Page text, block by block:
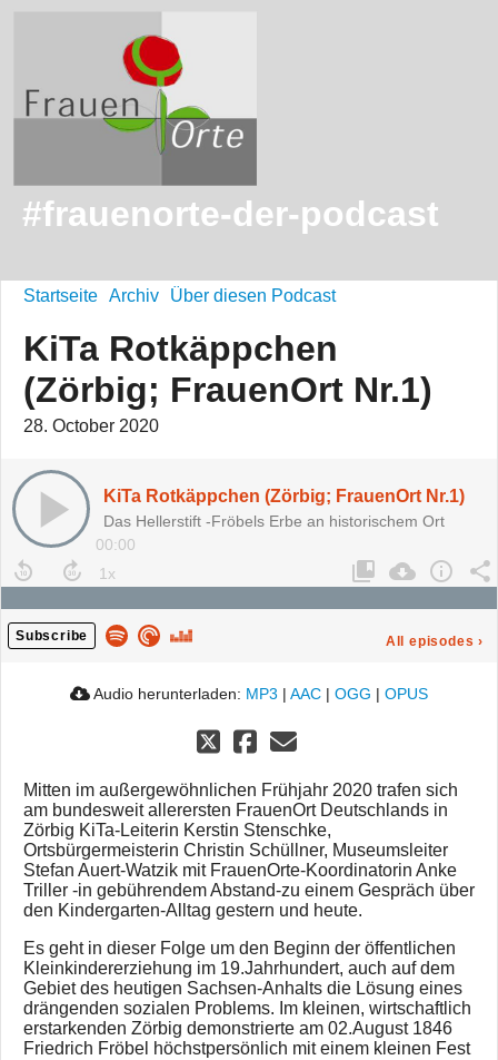
#frauenorte-der-podcast
Startseite Archiv Über diesen Podcast
KiTa Rotkäppchen
(Zörbig; FrauenOrt Nr.1)
28. October 2020
KiTa Rotkäppchen (Zörbig; FrauenOrt Nr.1)
Das Hellerstift -Fröbels Erbe an historischem Ort
00:00
Subscribe All episodes ›
Audio herunterladen: MP3 | AAC | OGG | OPUS
Mitten im außergewöhnlichen Frühjahr 2020 trafen sich
am bundesweit allerersten FrauenOrt Deutschlands in
Zörbig KiTa-Leiterin Kerstin Stenschke,
Ortsbürgermeisterin Christin Schüllner, Museumsleiter
Stefan Auert-Watzik mit FrauenOrte-Koordinatorin Anke
Triller -in gebührendem Abstand-zu einem Gespräch über
den Kindergarten-Alltag gestern und heute.
Es geht in dieser Folge um den Beginn der öffentlichen
Kleinkindererziehung im 19.Jahrhundert, auch auf dem
Gebiet des heutigen Sachsen-Anhalts die Lösung eines
drängenden sozialen Problems. Im kleinen, wirtschaftlich
erstarkenden Zörbig demonstrierte am 02.August 1846
Friedrich Fröbel höchstpersönlich mit einem kleinen Fest